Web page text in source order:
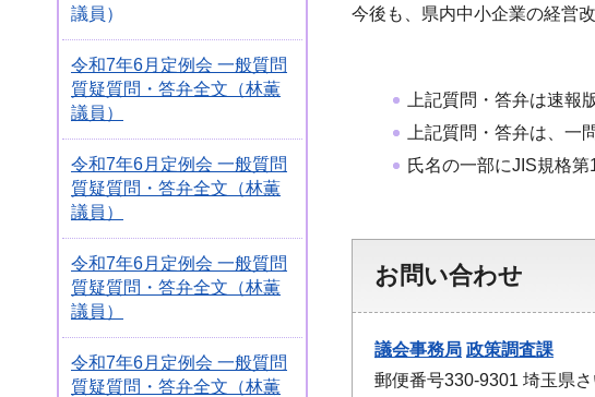
議員）
令和7年6月定例会 一般質問
質疑質問・答弁全文（林薫
議員）
令和7年6月定例会 一般質問
質疑質問・答弁全文（林薫
議員）
令和7年6月定例会 一般質問
質疑質問・答弁全文（林薫
議員）
令和7年6月定例会 一般質問
質疑質問・答弁全文（林薫
今後も、県内中小企業の経営
上記質問・答弁は速報
上記質問・答弁は、一
氏名の一部にJIS規格
お問い合わせ
議会事務局 政策調査課
郵便番号330-9301 埼玉県